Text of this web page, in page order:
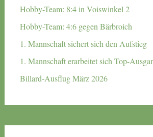
Hobby-Team: 8:4 in Voiswinkel 2
Hobby-Team: 4:6 gegen Bärbroich
1. Mannschaft sichert sich den Aufstieg
1. Mannschaft erarbeitet sich Top-
Billard-Ausflug März 2026